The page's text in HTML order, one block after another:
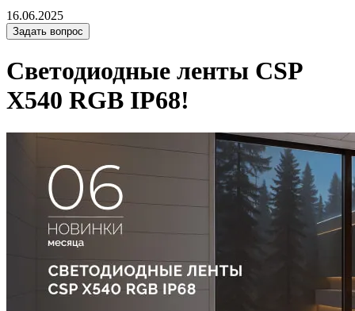
16.06.2025
Задать вопрос
Светодиодные ленты CSP
X540 RGB IP68!